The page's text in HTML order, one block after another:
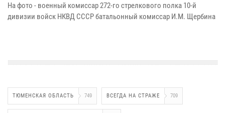
На фото - военный комиссар 272-го стрелкового полка 10-й
дивизии войск НКВД СССР батальонный комиссар И.М. Щербина
ТЮМЕНСКАЯ ОБЛАСТЬ 749 ВСЕГДА НА СТРАЖЕ 709